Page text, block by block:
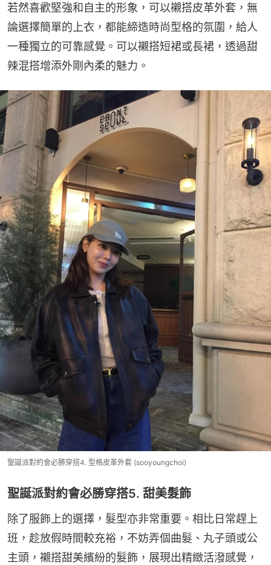
若然喜歡堅強和自主的形象，可以襯搭皮革外套，無
論選擇簡單的上衣，都能締造時尚型格的氛圍，給人
一種獨立的可靠感覺。可以襯搭短裙或長裙，透過甜
辣混搭增添外剛內柔的魅力。
聖誕派對約會必勝穿搭4. 型格皮革外套 (sooyoungchoi)
聖誕派對約會必勝穿搭5. 甜美髮飾
除了服飾上的選擇，髮型亦非常重要。相比日常趕上
班，趁放假時間較充裕，不妨弄個曲髮、丸子頭或公
主頭，襯搭甜美繽紛的髮飾，展現出精緻活潑感覺，